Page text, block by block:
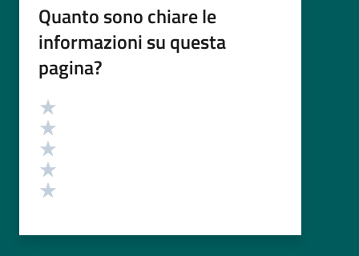
Quanto sono chiare le
informazioni su questa
pagina?
Valutazione